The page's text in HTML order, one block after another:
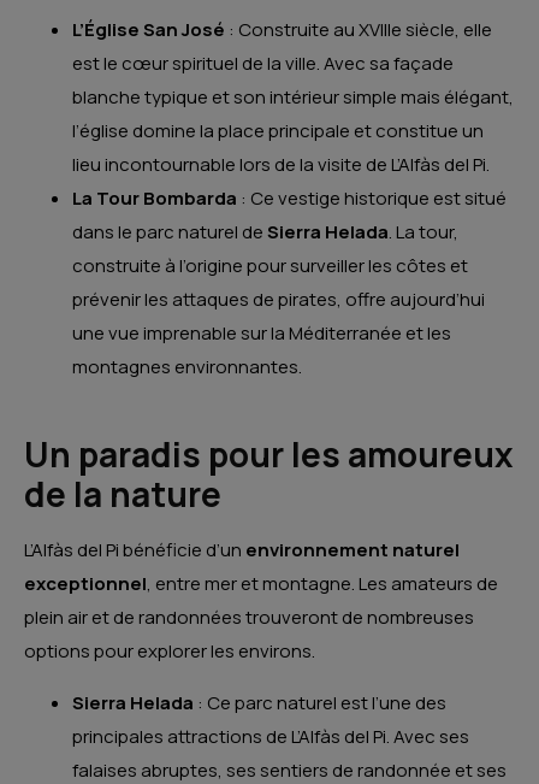
L’Église San José : Construite au XVIIIe siècle, elle
est le cœur spirituel de la ville. Avec sa façade
blanche typique et son intérieur simple mais élégant,
l’église domine la place principale et constitue un
lieu incontournable lors de la visite de L’Alfàs del Pi.
La Tour Bombarda : Ce vestige historique est situé
dans le parc naturel deSierra Helada. La tour,
construite à l’origine pour surveiller les côtes et
prévenir les attaques de pirates, offre aujourd’hui
une vue imprenable sur la Méditerranée et les
montagnes environnantes.
Un paradis pour les amoureux
de la nature
L’Alfàs del Pi bénéficie d’un environnement naturel
exceptionnel, entre mer et montagne. Les amateurs de
plein air et de randonnées trouveront de nombreuses
options pour explorer les environs.
Sierra Helada : Ce parc naturel est l’une des
principales attractions de L’Alfàs del Pi. Avec ses
falaises abruptes, ses sentiers de randonnée et ses